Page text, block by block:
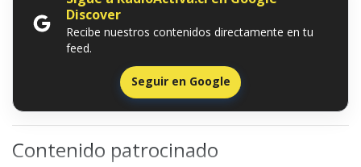
Discover
Recibe nuestros contenidos directamente en tu
feed.
Seguir en Google
Contenido patrocinado